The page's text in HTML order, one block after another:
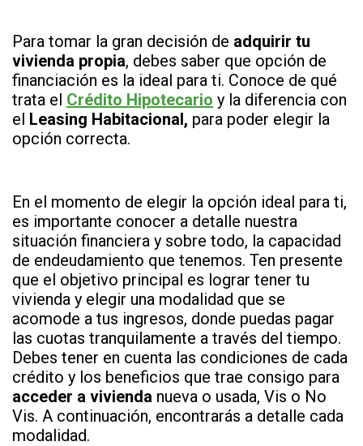
Para tomar la gran decisión de adquirir tu
vivienda propia, debes saber que opción de
financiación es la ideal para ti. Conoce de qué
trata el Crédito Hipotecario y la diferencia con
el Leasing Habitacional, para poder elegir la
opción correcta.
En el momento de elegir la opción ideal para ti,
es importante conocer a detalle nuestra
situación financiera y sobre todo, la capacidad
de endeudamiento que tenemos. Ten presente
que el objetivo principal es lograr tener tu
vivienda y elegir una modalidad que se
acomode a tus ingresos, donde puedas pagar
las cuotas tranquilamente a través del tiempo.
Debes tener en cuenta las condiciones de cada
crédito y los beneficios que trae consigo para
acceder a vivienda nueva o usada, Vis o No
Vis. A continuación, encontrarás a detalle cada
modalidad.